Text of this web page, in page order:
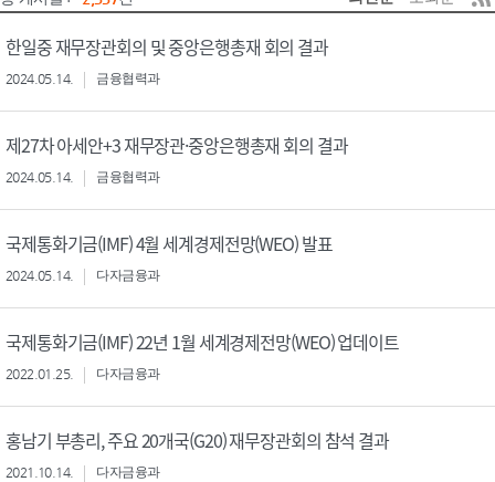
한일중 재무장관회의 및 중앙은행총재 회의 결과
2024.05.14. 금융협력과
제27차 아세안+3 재무장관·중앙은행총재 회의 결과
2024.05.14. 금융협력과
국제통화기금(IMF) 4월 세계경제전망(WEO) 발표
2024.05.14. 다자금융과
국제통화기금(IMF) 22년 1월 세계경제전망(WEO) 업데이트
2022.01.25. 다자금융과
홍남기 부총리, 주요 20개국(G20) 재무장관회의 참석 결과
2021.10.14. 다자금융과